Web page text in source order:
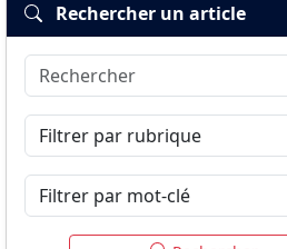
Rechercher un article
Rechercher
Filtrer par rubrique
Filtrer par mot-clé